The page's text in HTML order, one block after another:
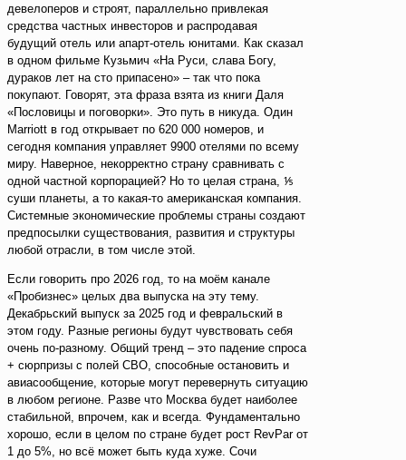
девелоперов и строят, параллельно привлекая
средства частных инвесторов и распродавая
будущий отель или апарт-отель юнитами. Как сказал
в одном фильме Кузьмич «На Руси, слава Богу,
дураков лет на сто припасено» – так что пока
покупают. Говорят, эта фраза взята из книги Даля
«Пословицы и поговорки». Это путь в никуда. Один
Marriott в год открывает по 620 000 номеров, и
сегодня компания управляет 9900 отелями по всему
миру. Наверное, некорректно страну сравнивать с
одной частной корпорацией? Но то целая страна, ⅕
суши планеты, а то какая-то американская компания.
Системные экономические проблемы страны создают
предпосылки существования, развития и структуры
любой отрасли, в том числе этой.
Если говорить про 2026 год, то на моём канале
«Пробизнес» целых два выпуска на эту тему.
Декабрьский выпуск за 2025 год и февральский в
этом году. Разные регионы будут чувствовать себя
очень по-разному. Общий тренд – это падение спроса
+ сюрпризы с полей СВО, способные остановить и
авиасообщение, которые могут перевернуть ситуацию
в любом регионе. Разве что Москва будет наиболее
стабильной, впрочем, как и всегда. Фундаментально
хорошо, если в целом по стране будет рост RevPar от
1 до 5%, но всё может быть куда хуже. Сочи